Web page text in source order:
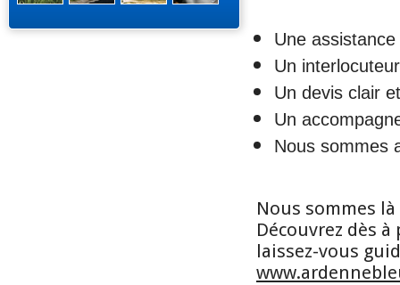
Une
Un
Un devis clair
Un
Nous sommes
Nous sommes
Découvrez dès
laissez-vous